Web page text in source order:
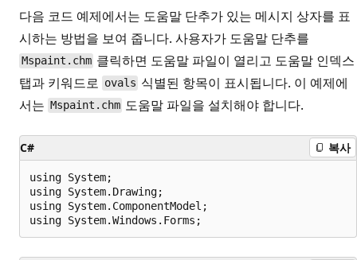
다음 코드 예제에서는 도움말 단추가 있는 메시지 상자를 표
시하는 방법을 보여 줍니다. 사용자가 도움말 단추를
Mspaint.chm 클릭하면 도움말 파일이 열리고 도움말 인덱스
탭과 키워드로 ovals 식별된 항목이 표시됩니다. 이 예제에
서는 Mspaint.chm 도움말 파일을 설치해야 합니다.
C# 복사
using System;
using System.Drawing;
using System.ComponentModel;